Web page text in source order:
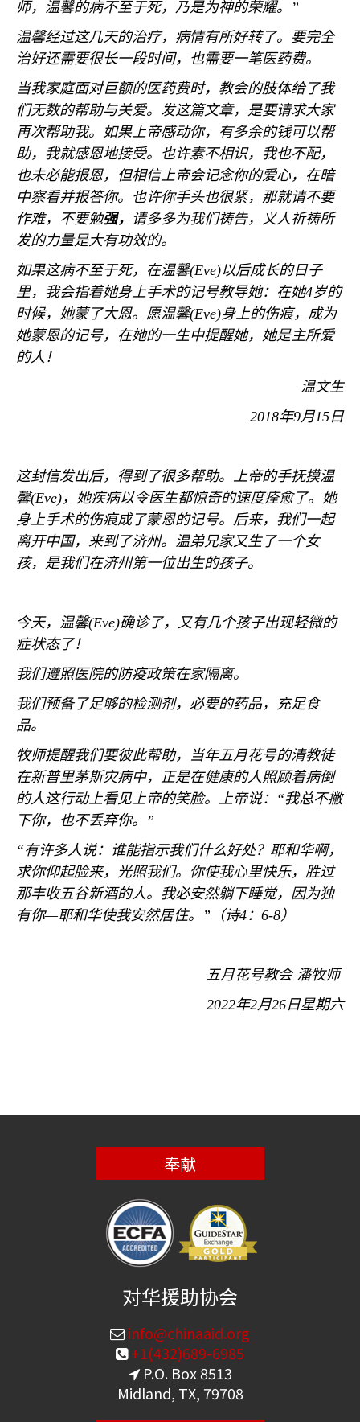
师，温馨的病不至于死，乃是为神的荣耀。”
温馨经过这几天的治疗，病情有所好转了。要完全
治好还需要很长一段时间，也需要一笔医药费。
当我家庭面对巨额的医药费时，教会的肢体给了我
们无数的帮助与关爱。发这篇文章，是要请求大家
再次帮助我。如果上帝感动你，有多余的钱可以帮
助，我就感恩地接受。也许素不相识，我也不配，
也未必能报恩，但相信上帝会记念你的爱心，在暗
中察看并报答你。也许你手头也很紧，那就请不要
作难，不要勉强，
请多多为我们祷告，义人祈祷所
发的力量是大有功效的。
如果这病不至于死，在温馨(Eve)以后成长的日子
里，我会指着她身上手术的记号教导她：在她4岁的
时候，她蒙了大恩。愿温馨(Eve)身上的伤痕，成为
她蒙恩的记号，在她的一生中提醒她，她是主所爱
的人！
温文生
2018年9月15日
这封信发出后，得到了很多帮助。上帝的手抚摸温
馨(Eve)，她疾病以令医生都惊奇的速度痊愈了。她
身上手术的伤痕成了蒙恩的记号。后来，我们一起
离开中国，来到了济州。温弟兄家又生了一个女
孩，是我们在济州第一位出生的孩子。
今天，温馨(Eve)确诊了，又有几个孩子出现轻微的
症状态了！
我们遵照医院的防疫政策在家隔离。
我们预备了足够的检测剂，必要的药品，充足食
品。
牧师提醒我们要彼此帮助，当年五月花号的清教徒
在新普里茅斯灾病中，正是在健康的人照顾着病倒
的人这行动上看见上帝的笑脸。上帝说：“我总不撇
下你，也不丢弃你。”
“有许多人说：谁能指示我们什么好处？耶和华啊，
求你仰起脸来，光照我们。你使我心里快乐，胜过
那丰收五谷新酒的人。我必安然躺下睡觉，因为独
有你—耶和华使我安然居住。”（诗4： 6-8）
五月花号教会 潘牧师
2022年2月26日星期六
奉献
对华援助协会
info@chinaaid.org
+1(432)689-6985
P.O. Box 8513
Midland, TX, 79708